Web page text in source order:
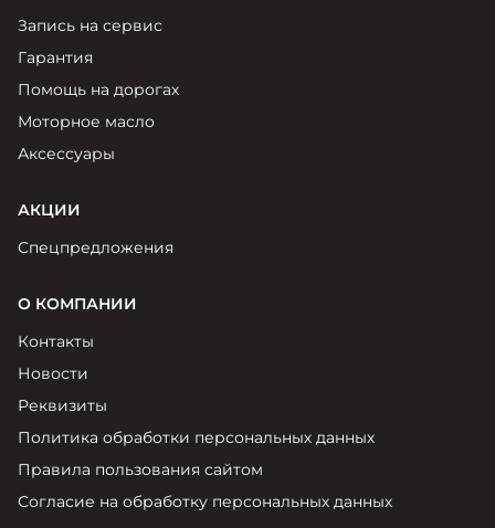
Запись на сервис
Гарантия
Помощь на дорогах
Моторное масло
Аксессуары
АКЦИИ
Спецпредложения
О КОМПАНИИ
Контакты
Новости
Реквизиты
Политика обработки персональных данных
Правила пользования сайтом
Согласие на обработку персональных данных